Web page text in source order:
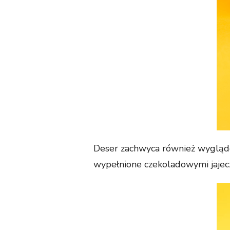
Deser zachwyca również
wypełnione czekoladowymi